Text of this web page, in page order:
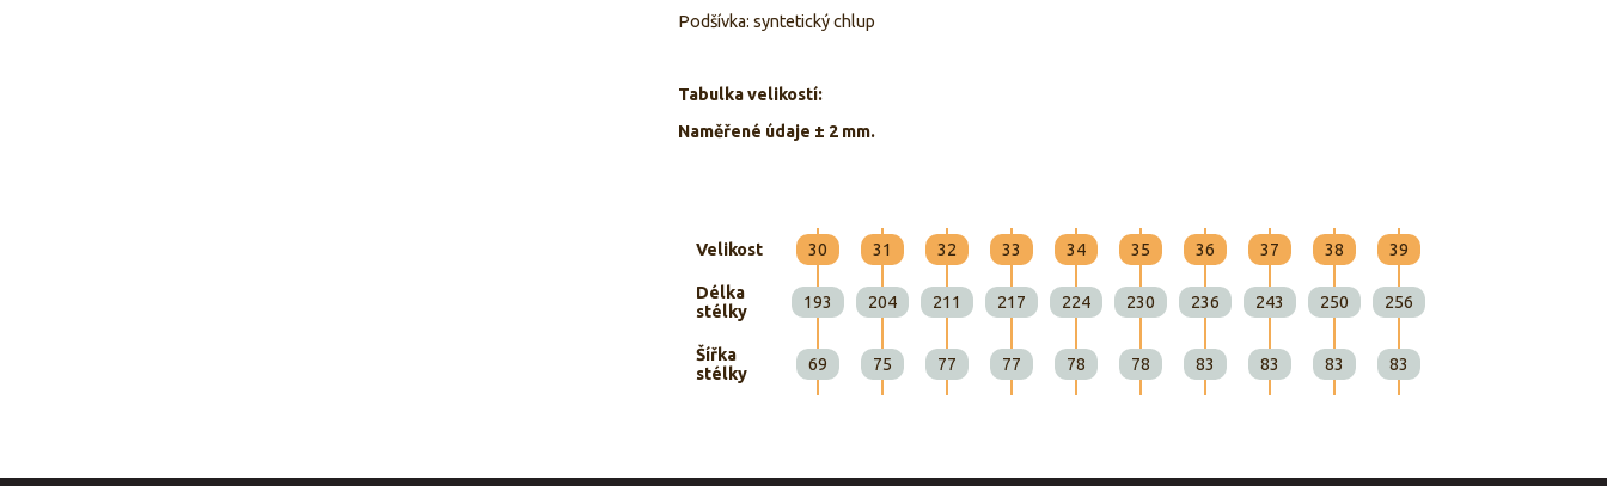
Podšívka: syntetický chlup
Tabulka velikostí:
Naměřené údaje ± 2 mm.
Velikost 30 31 32 33 34 35 36 37 38 39
Délka
stélky
193 204 211 217 224 230 236 243 250 256
Šířka
stélky
69 75 77 77 78 78 83 83 83 83